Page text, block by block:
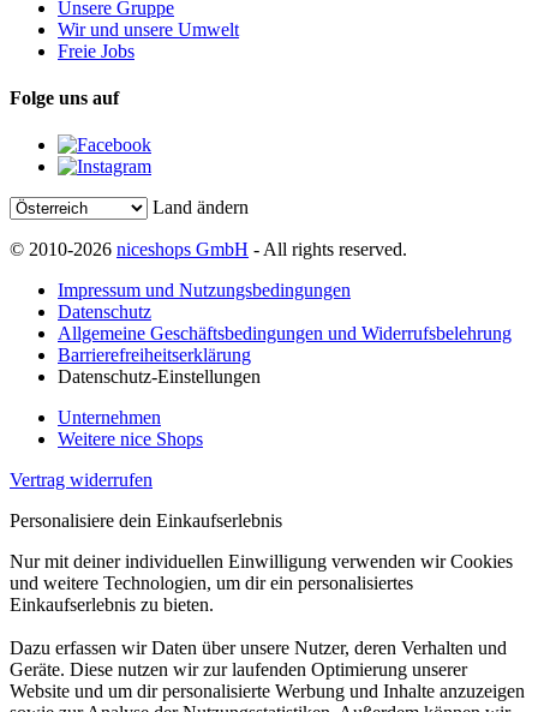
Unsere Gruppe
Wir und unsere Umwelt
Freie Jobs
Folge uns auf
Land ändern
© 2010-2026 niceshops GmbH - All rights reserved.
Impressum und Nutzungsbedingungen
Datenschutz
Allgemeine Geschäftsbedingungen und Widerrufsbelehrung
Barrierefreiheitserklärung
Datenschutz-Einstellungen
Unternehmen
Weitere nice Shops
Vertrag widerrufen
Personalisiere dein Einkaufserlebnis
Nur mit deiner individuellen Einwilligung verwenden wir Cookies
und weitere Technologien, um dir ein personalisiertes
Einkaufserlebnis zu bieten.
Dazu erfassen wir Daten über unsere Nutzer, deren Verhalten und
Geräte. Diese nutzen wir zur laufenden Optimierung unserer
Website und um dir personalisierte Werbung und Inhalte anzuzeigen